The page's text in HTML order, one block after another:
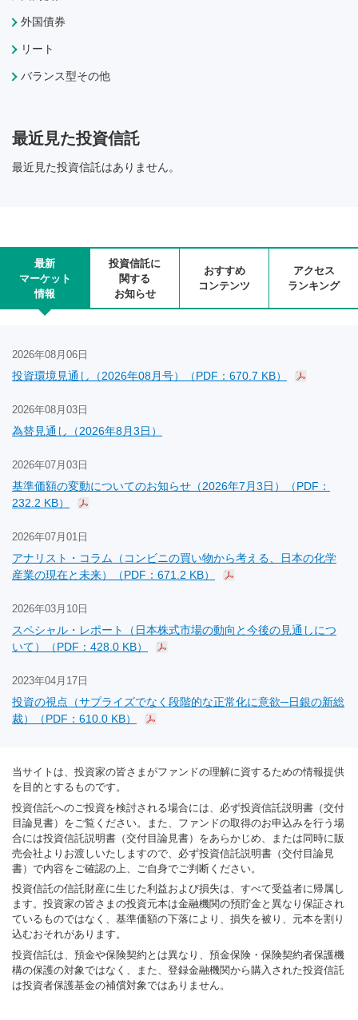
外国債券
リート
バランス型その他
最近見た投資信託
最近見た投資信託はありません。
最新
マーケット
情報
投資信託に
関する
お知らせ
おすすめ
コンテンツ
アクセス
ランキング
2026年08月06日
投資環境見通し（2026年08月号）（PDF：670.7 KB）
2026年08月03日
為替見通し（2026年8月3日）
2026年07月03日
基準価額の変動についてのお知らせ（2026年7月3日）（PDF：
232.2 KB）
2026年07月01日
アナリスト・コラム（コンビニの買い物から考える、日本の化学
産業の現在と未来）（PDF：671.2 KB）
2026年03月10日
スペシャル・レポート（日本株式市場の動向と今後の見通しにつ
いて）（PDF：428.0 KB）
2023年04月17日
投資の視点（サプライズでなく段階的な正常化に意欲─日銀の新総
裁）（PDF：610.0 KB）
当サイトは、投資家の皆さまがファンドの理解に資するための情報提供
を目的とするものです。
投資信託へのご投資を検討される場合には、必ず投資信託説明書（交付
目論見書）をご覧ください。また、ファンドの取得のお申込みを行う場
合には投資信託説明書（交付目論見書）をあらかじめ、または同時に販
売会社よりお渡しいたしますので、必ず投資信託説明書（交付目論見
書）で内容をご確認の上、ご自身でご判断ください。
投資信託の信託財産に生じた利益および損失は、すべて受益者に帰属し
ます。投資家の皆さまの投資元本は金融機関の預貯金と異なり保証され
ているものではなく、基準価額の下落により、損失を被り、元本を割り
込むおそれがあります。
投資信託は、預金や保険契約とは異なり、預金保険・保険契約者保護機
構の保護の対象ではなく、また、登録金融機関から購入された投資信託
は投資者保護基金の補償対象ではありません。